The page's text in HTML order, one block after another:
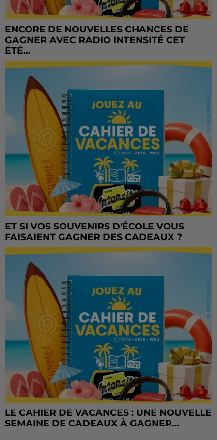
ENCORE DE NOUVELLES CHANCES DE
GAGNER AVEC RADIO INTENSITÉ CET
ÉTÉ...
ET SI VOS SOUVENIRS D'ÉCOLE VOUS
FAISAIENT GAGNER DES CADEAUX ?
LE CAHIER DE VACANCES : UNE NOUVELLE
SEMAINE DE CADEAUX À GAGNER...